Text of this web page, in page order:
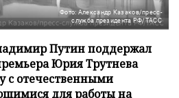
Фото: Александр Казаков/пресс-
служба президента РФ/ТАСС
Путин поддержал
Юрия Трутнева
с отечественными
для работы на